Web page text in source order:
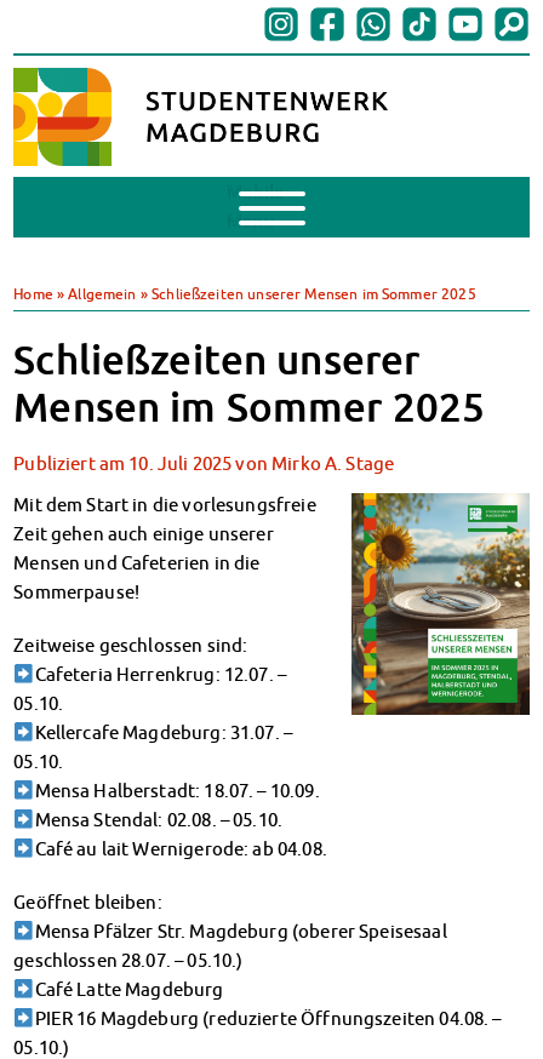
Mobile
Menu
BAföG beantragen
BAföG-FAQs
Dokumente
BAföG-Sprechstunden
Kredite & Stipendien
Mensen & Cafeterien
Heute in unseren Mensen
JoGo – Studibar + Eventspace
Klimabewusst essen
Mensa-FAQs
MensaFeedback
AnsprechpartnerInnen
Wohnen
Wohnheime im Überblick
Wohnheime in Magdeburg
Wohnheime in Wernigerode
Wohnheimantrag & -service
MIT einander – FÜR einander
Wohnheimtutoren
Schadensmeldung
Wohnen-FAQ
Dokumente
AnsprechpartnerInnen
Soziales & Beratung
Home »Allgemein »Schließzeiten unserer Mensen im Sommer 2025
Schließzeiten unserer
Mensen im Sommer 2025
Publiziert am 10. Juli 2025von Mirko A. Stage
Mit dem Start in die vorlesungsfreie
Zeit gehen auch einige unserer
Mensen und Cafeterien in die
Sommerpause!
Zeitweise geschlossen sind:
Cafeteria Herrenkrug: 12.07. –
05.10.
Kellercafe Magdeburg: 31.07. –
05.10.
Mensa Halberstadt: 18.07. – 10.09.
Mensa Stendal: 02.08. – 05.10.
Café au lait Wernigerode: ab 04.08.
Geöffnet bleiben:
Mensa Pfälzer Str. Magdeburg (oberer Speisesaal
geschlossen 28.07. – 05.10.)
Café Latte Magdeburg
PIER 16 Magdeburg (reduzierte Öffnungszeiten 04.08. –
05.10.)